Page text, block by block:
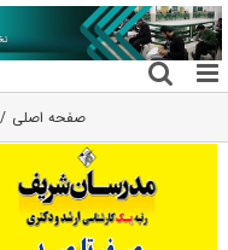
رفتن
به
محتوا
صفحه اصلی